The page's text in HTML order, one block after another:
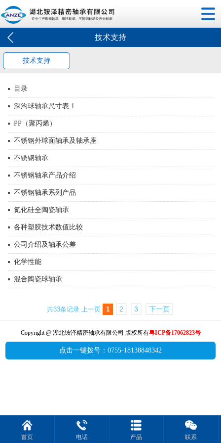
技术支持
技术支持
目录
深沟球轴承尺寸表 1
PP（聚丙烯）
不锈钢外球面轴承及轴承座
不锈钢轴承
不锈钢轴承产品介绍
不锈钢轴承系列产品
氮化硅全陶瓷轴承
各种塑胶技术数值比较
公司介绍及轴承公差
化学性能
混合陶瓷球轴承
共33条记录 上一页 1 2 3 下一页
Copyright @ 湖北铵泽精密轴承有限公司 版权所有粤ICP备17062823号
点击一键拨号：0755-18138848342
首页 电话 产品 联系